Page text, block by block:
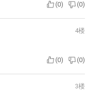
(0) (0)
4楼
(0) (0)
3楼